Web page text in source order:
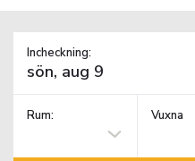
Incheckning:
Rum: Vuxna